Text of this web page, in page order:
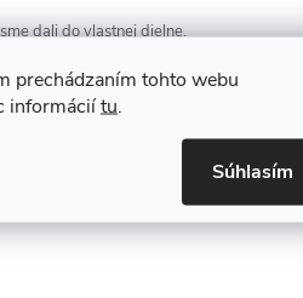
prechádzaním tohto webu
informáciítu.
Súhlasím
dali do vlastnej dielne.